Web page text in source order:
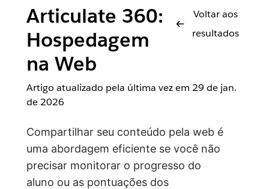
Articulate 360:
Hospedagem
na Web
Voltar aos
resultados
Artigo atualizado pela última vez em 29 de jan.
de 2026
Compartilhar seu conteúdo pela web é
uma abordagem eficiente se você não
precisar monitorar o progresso do
aluno ou as pontuações dos